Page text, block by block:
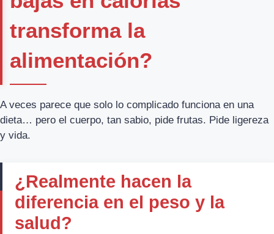
transforma la
alimentación?
A veces parece que solo lo complicado funciona en una
dieta… pero el cuerpo, tan sabio, pide frutas. Pide ligereza
y vida.
¿Realmente hacen la
diferencia en el peso y la
salud?